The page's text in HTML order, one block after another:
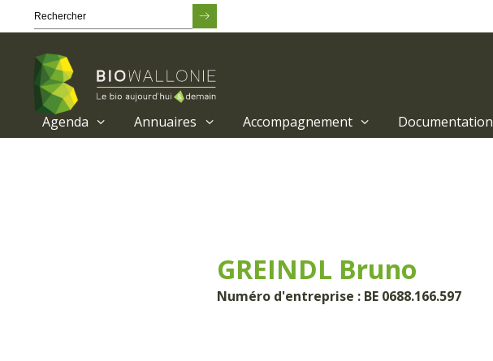
Agenda Annuaires Accompagnement Documentation
GREINDL Bruno
Numéro d'entreprise : BE 0688.166.597